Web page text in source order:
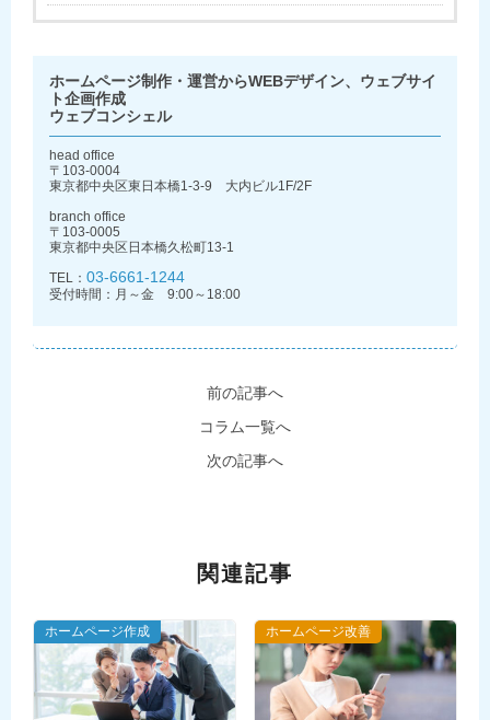
ホームページ制作・運営からWEBデザイン、ウェブサイ
ト企画作成
ウェブコンシェル
head office
〒103-0004
東京都中央区東日本橋1-3-9 大内ビル1F/2F
branch office
〒103-0005
東京都中央区日本橋久松町13-1
TEL： 03-6661-1244
受付時間：月～金 9:00～18:00
前の記事へ
コラム一覧へ
次の記事へ
関連記事
ホームページ作成 ホームページ改善